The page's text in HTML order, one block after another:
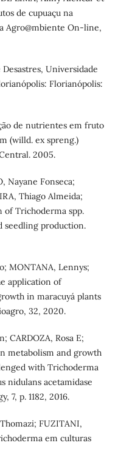
de cupuaçu na
Agro@mbiente On-line,
Universidade
Florianópolis:
de nutrientes em fruto
(willd. ex spreng.)
2005.
Nayane Fonseca;
Thiago Almeida;
of Trichoderma spp.
seedling production.
MONTANA, Lennys;
application of
in maracuyá plants
32, 2020.
CARDOZA, Rosa E;
metabolism and growth
with Trichoderma
nidulans acetamidase
7, p. 1182, 2016.
FUZITANI,
em culturas